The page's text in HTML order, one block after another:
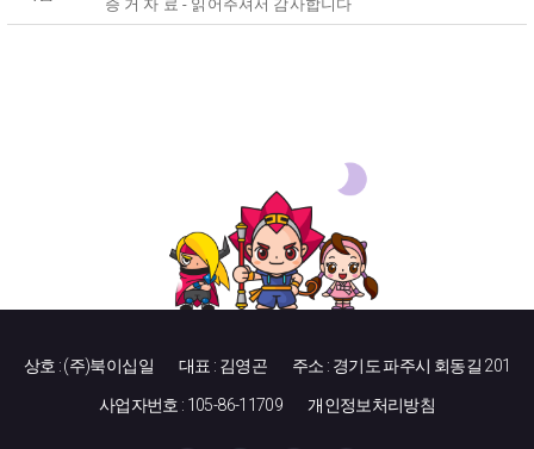
증 거 자 료 - 읽어주셔서 감사합니다
상호 : (주)북이십일 대표 : 김영곤 주소 : 경기도 파주시 회동길 201
사업자번호 : 105-86-11709 개인정보처리방침